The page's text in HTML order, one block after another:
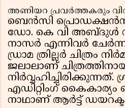
അണിയറ പ്രവർത്തകരും
ബെൻസി
ഡോ. കെ വി അബ്ദുൾ
നാസർ എന്നിവർ
ഡ്രാമ ത്രില്ലർ ചിത്രം
ജലാലാണ്
നിർവ്വഹിച്ചിരിക്കുന്നത്.
എഡിറ്റിംഗ് കൈകാര്യം
നാഥാണ് ആർട്ട്